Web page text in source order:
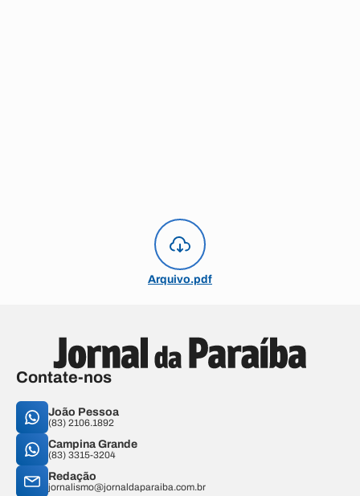
Arquivo.pdf
Contate-nos
João Pessoa
(83) 2106.1892
Campina Grande
(83) 3315-3204
Redação
jornalismo@jornaldaparaiba.com.br